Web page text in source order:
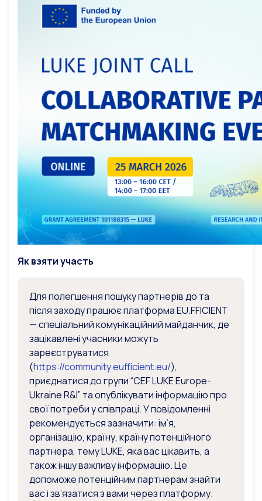
Як взяти участь
Для полегшення пошуку партнерів до та
після заходу працює платформа EU.FFICIENT
— спеціальний комунікаційний майданчик, де
зацікавлені учасники можуть
зареєструватися
(https://community.eufficient.eu/),
приєднатися до групи “CEF LUKE Europe-
Ukraine R&I” та опублікувати інформацію про
свої потреби у співпраці. У повідомленні
рекомендується зазначити: ім’я,
організацію, країну, країну потенційного
партнера, тему LUKE, яка вас цікавить, а
також іншу важливу інформацію. Це
допоможе потенційним партнерам знайти
вас і зв’язатися з вами через платформу.